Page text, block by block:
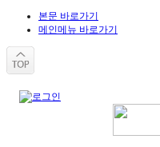
본문 바로가기
메인메뉴 바로가기